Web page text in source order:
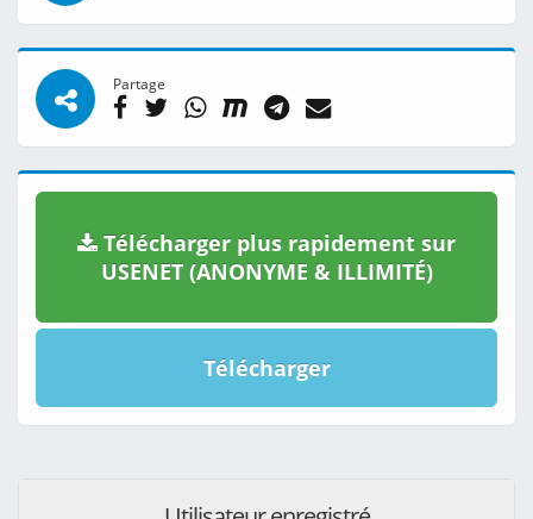
Partage
Télécharger plus rapidement sur
USENET (ANONYME & ILLIMITÉ)
Télécharger